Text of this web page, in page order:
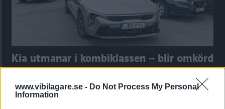
www.vibilagare.se - Do Not Process My Personal
Information
Kia utmanar i kombiklassen – blir omkörd
av ”gamlingen”
Nykomlingen fälls av en besvärande nackdel.